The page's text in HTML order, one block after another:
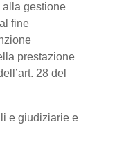
alla gestione
fine
prestazione
28 del
e giudiziarie e